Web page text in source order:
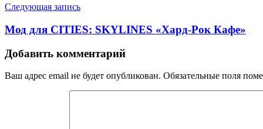
Следующая запись
Мод для CITIES: SKYLINES «Хард-Рок Кафе»
Добавить комментарий
Ваш адрес email не будет опубликован. Обязательные поля